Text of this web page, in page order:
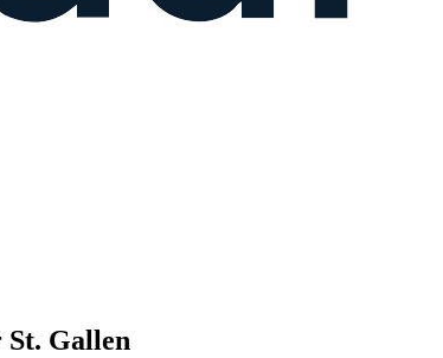
St. Gallen